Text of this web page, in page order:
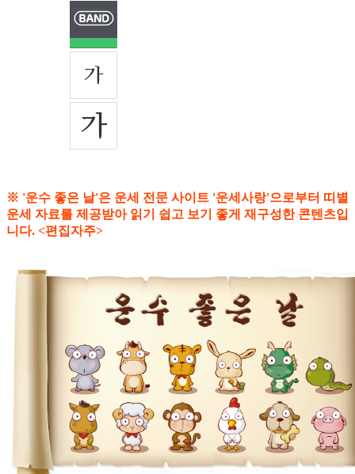
※ '운수 좋은 날'은 운세 전문 사이트 '운세사랑'으로부터 띠별
운세 자료를 제공받아 읽기 쉽고 보기 좋게 재구성한 콘텐츠입
니다. <편집자주>